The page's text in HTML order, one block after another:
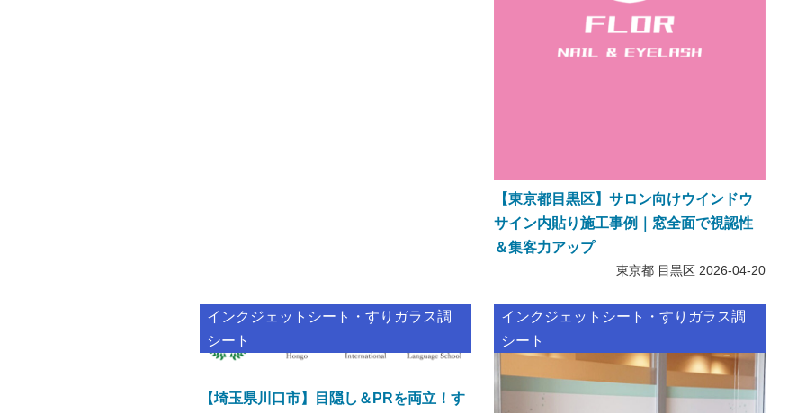
【東京都目黒区】サロン向けウインドウ
サイン内貼り施工事例｜窓全面で視認性
＆集客力アップ
東京都 目黒区 2026-04-20
インクジェットシート・すりガラス調
シート
【埼玉県川口市】目隠し＆PRを両立！す
インクジェットシート・すりガラス調
シート